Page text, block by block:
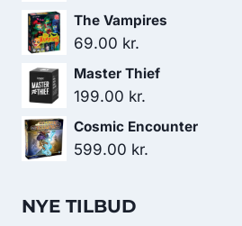
The Vampires
69.00 kr.
Master Thief
199.00 kr.
Cosmic Encounter
599.00 kr.
NYE TILBUD